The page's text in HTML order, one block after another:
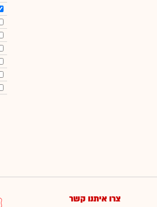
צרו איתנו קשר